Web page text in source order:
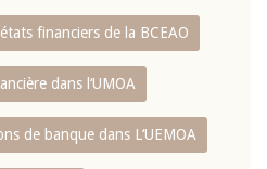
financiers de la BCEAO
dans l‘UMOA
de banque dans L‘UEMOA